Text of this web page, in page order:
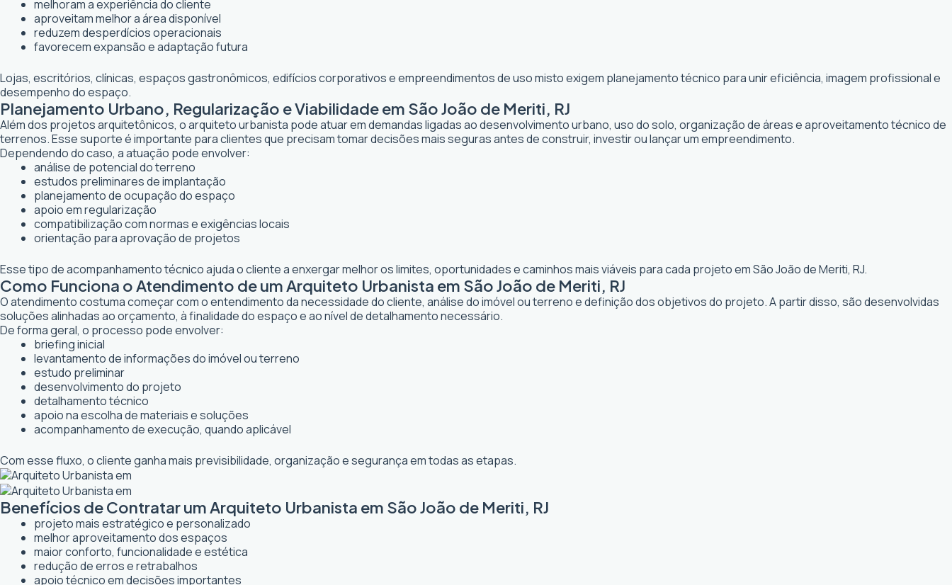
melhoram a experiência do cliente
aproveitam melhor a área disponível
reduzem desperdícios operacionais
favorecem expansão e adaptação futura
Lojas, escritórios, clínicas, espaços gastronômicos, edifícios corporativos e empreendimentos de uso misto exigem planejamento técnico para unir eficiência, imagem profissional e
desempenho do espaço.
Planejamento Urbano, Regularização e Viabilidade em São João de Meriti, RJ
Além dos projetos arquitetônicos, o arquiteto urbanista pode atuar em demandas ligadas ao desenvolvimento urbano, uso do solo, organização de áreas e aproveitamento técnico de
terrenos. Esse suporte é importante para clientes que precisam tomar decisões mais seguras antes de construir, investir ou lançar um empreendimento.
Dependendo do caso, a atuação pode envolver:
análise de potencial do terreno
estudos preliminares de implantação
planejamento de ocupação do espaço
apoio em regularização
compatibilização com normas e exigências locais
orientação para aprovação de projetos
Esse tipo de acompanhamento técnico ajuda o cliente a enxergar melhor os limites, oportunidades e caminhos mais viáveis para cada projeto em São João de Meriti, RJ.
Como Funciona o Atendimento de um Arquiteto Urbanista em São João de Meriti, RJ
O atendimento costuma começar com o entendimento da necessidade do cliente, análise do imóvel ou terreno e definição dos objetivos do projeto. A partir disso, são desenvolvidas
soluções alinhadas ao orçamento, à finalidade do espaço e ao nível de detalhamento necessário.
De forma geral, o processo pode envolver:
briefing inicial
levantamento de informações do imóvel ou terreno
estudo preliminar
desenvolvimento do projeto
detalhamento técnico
apoio na escolha de materiais e soluções
acompanhamento de execução, quando aplicável
Com esse fluxo, o cliente ganha mais previsibilidade, organização e segurança em todas as etapas.
Benefícios de Contratar um Arquiteto Urbanista em São João de Meriti, RJ
projeto mais estratégico e personalizado
melhor aproveitamento dos espaços
maior conforto, funcionalidade e estética
redução de erros e retrabalhos
apoio técnico em decisões importantes